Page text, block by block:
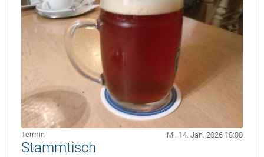
Termin Mi. 14. Jan. 2026 18:00
Stammtisch